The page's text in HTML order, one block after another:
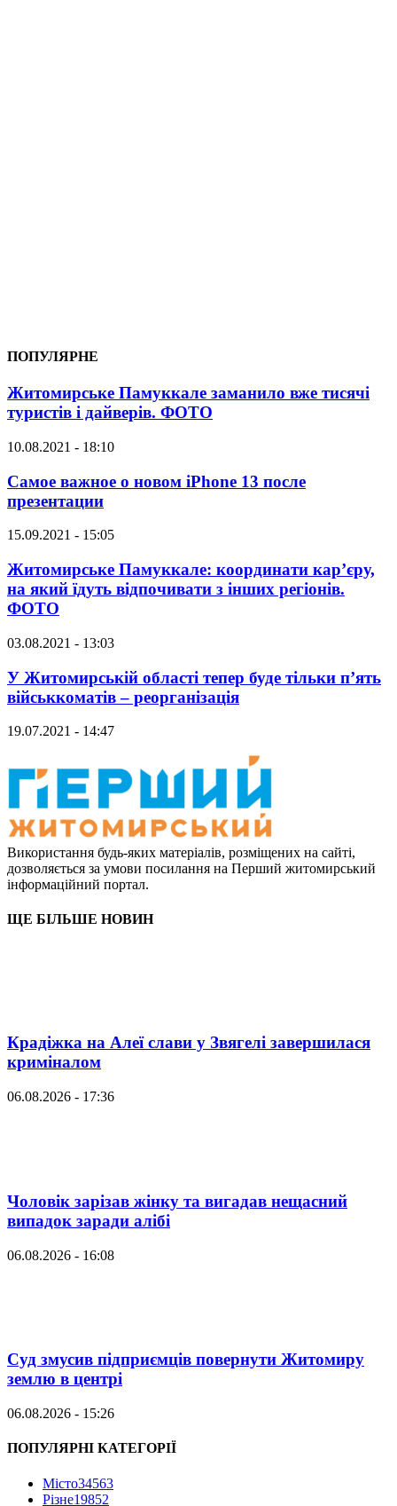
ПОПУЛЯРНЕ
Житомирське Памуккале заманило вже тисячі
туристів і дайверів. ФОТО
10.08.2021 - 18:10
Самое важное о новом iPhone 13 после
презентации
15.09.2021 - 15:05
Житомирське Памуккале: координати кар’єру,
на який їдуть відпочивати з інших регіонів.
ФОТО
03.08.2021 - 13:03
У Житомирській області тепер буде тільки п’ять
військкоматів – реорганізація
19.07.2021 - 14:47
Використання будь-яких матеріалів, розміщених на сайті,
дозволяється за умови посилання на Перший житомирський
інформаційний портал.
ЩЕ БІЛЬШЕ НОВИН
Крадіжка на Алеї слави у Звягелі завершилася
криміналом
06.08.2026 - 17:36
Чоловік зарізав жінку та вигадав нещасний
випадок заради алібі
06.08.2026 - 16:08
Суд змусив підприємців повернути Житомиру
землю в центрі
06.08.2026 - 15:26
ПОПУЛЯРНІ КАТЕГОРІЇ
Місто34563
Різне19852